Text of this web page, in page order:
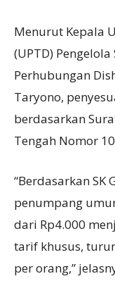
Menurut Kepala
(UPTD)
Perhubungan
Taryono,
berdasarkan
Tengah Nomor
“Berdasarkan
penumpang
dari Rp4.000
tarif khusus,
per orang,”